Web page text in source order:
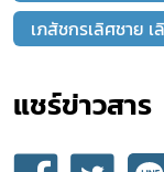
เภสัชกรเลิศชาย
แชร์ข่าวสาร​